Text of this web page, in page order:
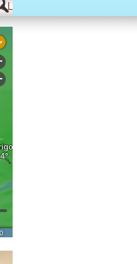
representante del